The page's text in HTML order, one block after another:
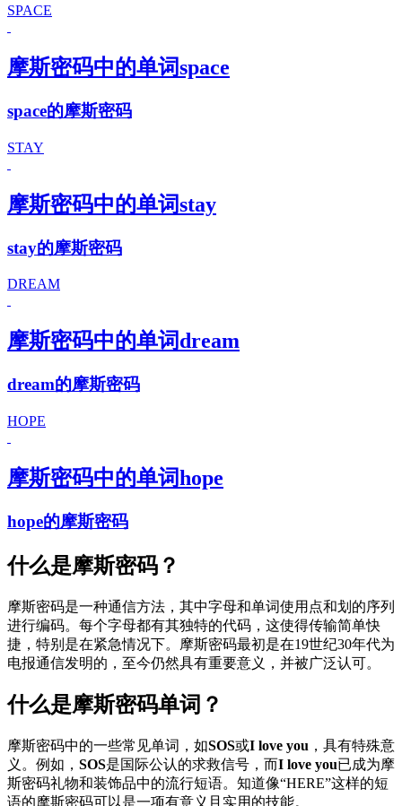
SPACE
摩斯密码中的单词space
space的摩斯密码
STAY
摩斯密码中的单词stay
stay的摩斯密码
DREAM
摩斯密码中的单词dream
dream的摩斯密码
HOPE
摩斯密码中的单词hope
hope的摩斯密码
什么是摩斯密码？
摩斯密码是一种通信方法，其中字母和单词使用点和划的序列
进行编码。每个字母都有其独特的代码，这使得传输简单快
捷，特别是在紧急情况下。摩斯密码最初是在19世纪30年代为
电报通信发明的，至今仍然具有重要意义，并被广泛认可。
什么是摩斯密码单词？
摩斯密码中的一些常见单词，如SOS或I love you ，具有特殊意
义。例如， SOS是国际公认的求救信号，而I love you已成为摩
斯密码礼物和装饰品中的流行短语。知道像“HERE”这样的短
语的摩斯密码可以是一项有意义且实用的技能。